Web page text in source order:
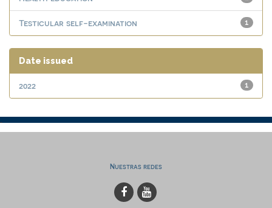
1
Testicular self-examination
Date issued
1
2022
Nuestras redes